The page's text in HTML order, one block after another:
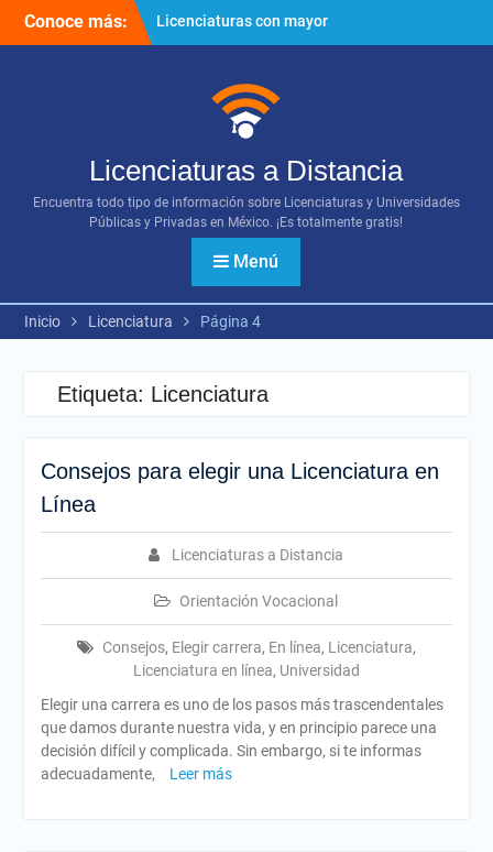
Conoce más:
Licenciaturas con mayor
proyección
¿Cómo utilizar los diversos
recursos digitales?
Licenciaturas a Distancia
Encuentra todo tipo de información sobre Licenciaturas y Universidades
Públicas y Privadas en México. ¡Es totalmente gratis!
Menú
Inicio Licenciatura Página 4
Etiqueta: Licenciatura
Consejos para elegir una Licenciatura en
Línea
Licenciaturas a Distancia
Orientación Vocacional
Consejos, Elegir carrera, En línea, Licenciatura,
Licenciatura en línea, Universidad
Elegir una carrera es uno de los pasos más trascendentales
que damos durante nuestra vida, y en principio parece una
decisión difícil y complicada. Sin embargo, si te informas
adecuadamente,
Leer más